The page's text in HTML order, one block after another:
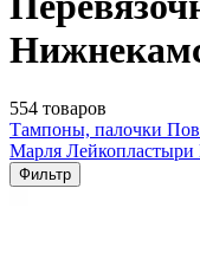
554 товаров
Тампоны, палочки
Марля Лейкопластыри
Фильтр